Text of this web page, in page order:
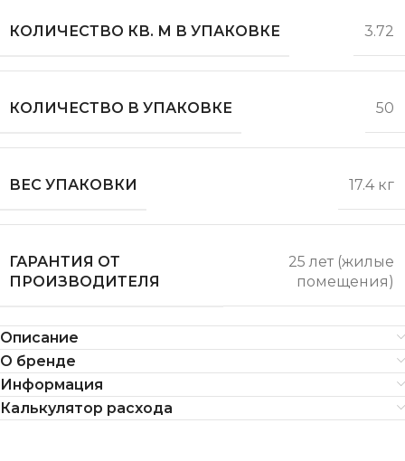
КОЛИЧЕСТВО КВ. М В УПАКОВКЕ 3.72
КОЛИЧЕСТВО В УПАКОВКЕ 50
ВЕС УПАКОВКИ 17.4 кг
ГАРАНТИЯ ОТ
ПРОИЗВОДИТЕЛЯ
25 лет (жилые
помещения)
Описание
О бренде
Информация
Калькулятор расхода